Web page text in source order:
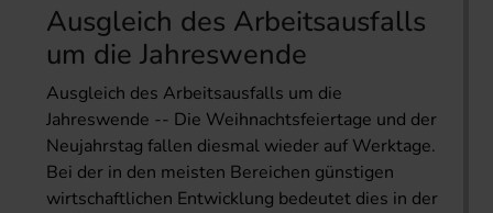
Ausgleich des Arbeitsausfalls
um die Jahreswende
Ausgleich des Arbeitsausfalls um die
Jahreswende -- Die Weihnachtsfeiertage und der
Neujahrstag fallen diesmal wieder auf Werktage.
Bei der in den meisten Bereichen günstigen
wirtschaftlichen Entwicklung bedeutet dies in der